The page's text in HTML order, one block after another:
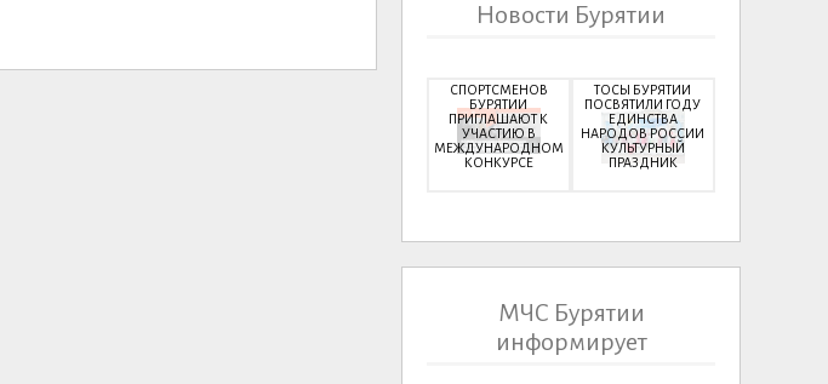
Новости Бурятии
СПОРТСМЕНОВ
БУРЯТИИ
ПРИГЛАШАЮТ К
УЧАСТИЮ В
МЕЖДУНАРОДНОМ
КОНКУРСЕ
ТОСЫ БУРЯТИИ
ПОСВЯТИЛИ ГОДУ
ЕДИНСТВА
НАРОДОВ РОССИИ
КУЛЬТУРНЫЙ
ПРАЗДНИК
МЧС Бурятии
информирует